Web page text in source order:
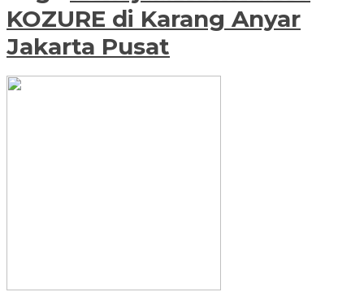
KOZURE di Karang Anyar
Jakarta Pusat